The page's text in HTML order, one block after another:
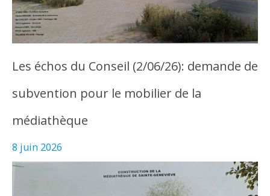
Les échos du Conseil (2/06/26): demande de
subvention pour le mobilier de la
médiathèque
8 juin 2026